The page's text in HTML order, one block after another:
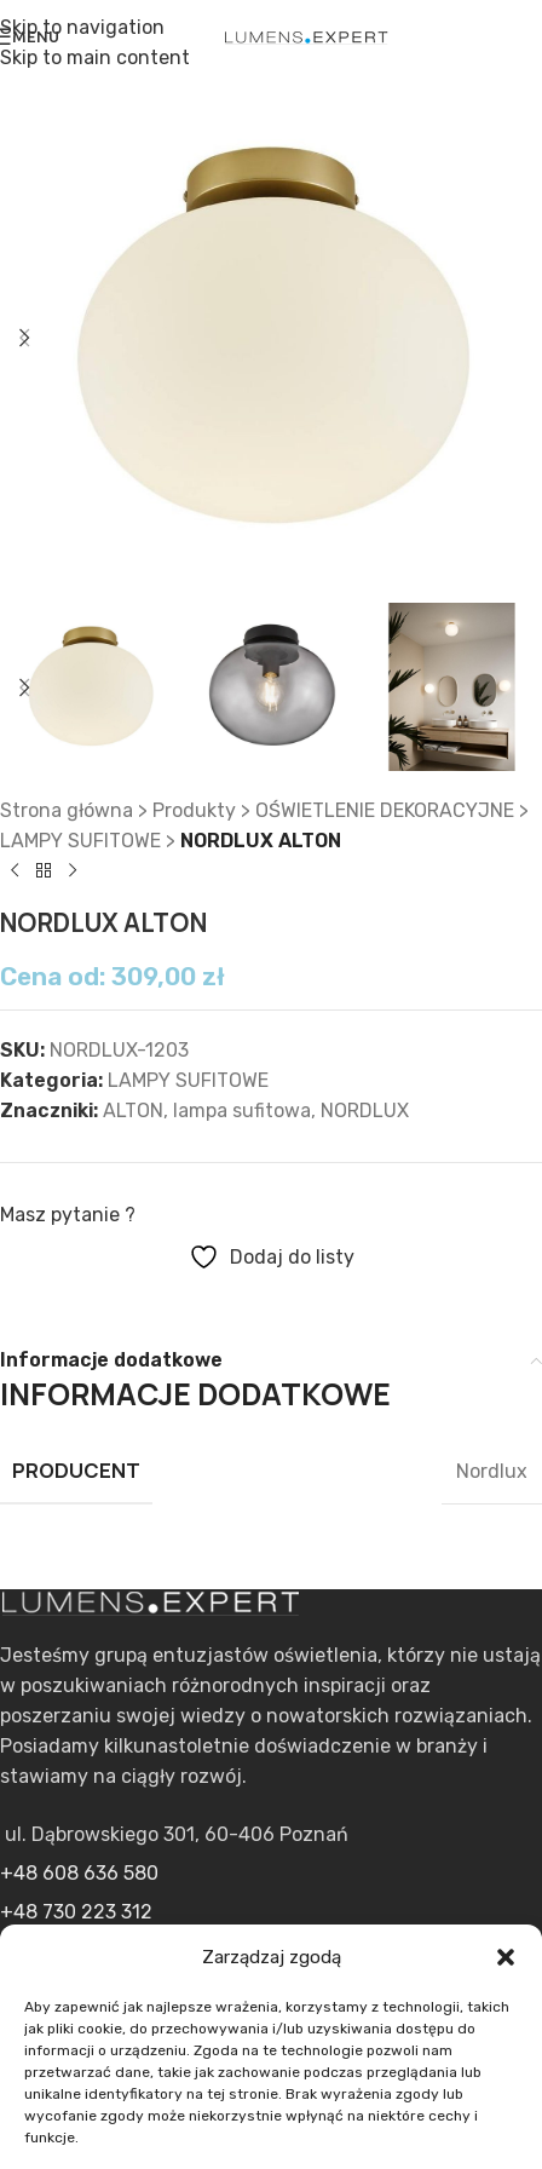
Zarządzaj zgodą
Aby zapewnić jak najlepsze wrażenia, korzystamy z technologii, takich
jak pliki cookie, do przechowywania i/lub uzyskiwania dostępu do
informacji o urządzeniu. Zgoda na te technologie pozwoli nam
przetwarzać dane, takie jak zachowanie podczas przeglądania lub
unikalne identyfikatory na tej stronie. Brak wyrażenia zgody lub
wycofanie zgody może niekorzystnie wpłynąć na niektóre cechy i
funkcje.
Skip to navigation
Skip to main content
MENU
Strona główna > Produkty > OŚWIETLENIE DEKORACYJNE >
LAMPY SUFITOWE > NORDLUX ALTON
NORDLUX ALTON
Cena od: 309,00 zł
SKU: NORDLUX-1203
Kategoria: LAMPY SUFITOWE
Znaczniki: ALTON , lampa sufitowa, NORDLUX
Masz pytanie ?
Dodaj do listy
Informacje dodatkowe
INFORMACJE DODATKOWE
PRODUCENT Nordlux
Jesteśmy grupą entuzjastów oświetlenia, którzy nie ustają
w poszukiwaniach różnorodnych inspiracji oraz
poszerzaniu swojej wiedzy o nowatorskich rozwiązaniach.
Posiadamy kilkunastoletnie doświadczenie w branży i
stawiamy na ciągły rozwój.
ul. Dąbrowskiego 301, 60-406 Poznań
+48 608 636 580
+48 730 223 312
MENU